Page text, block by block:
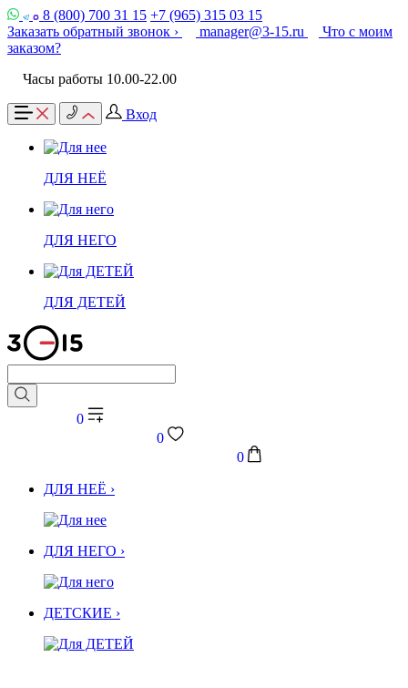
8 (800) 700 31 15 +7 (965) 315 03 15
Заказать обратный звонок ›
manager@3-15.ru
Что с моим
заказом?
Часы работы 10.00-22.00
Вход
ДЛЯ НЕЁ
ДЛЯ НЕГО
ДЛЯ ДЕТЕЙ
0
0
0
ДЛЯ НЕЁ ›
ДЛЯ НЕГО ›
ДЕТСКИЕ ›